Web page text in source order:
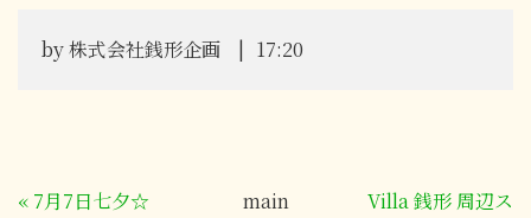
by株式会社銭形企画 17:20
« 7月7日七夕☆
main
Villa 銭形 周辺ス